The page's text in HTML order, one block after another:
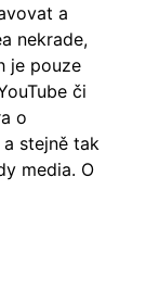
a
nekrade,
je pouze
či
o
stejně tak
media. O